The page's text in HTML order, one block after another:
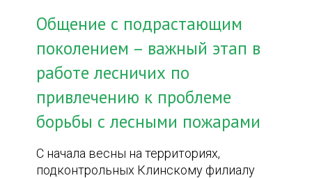
Общение с подрастающим
поколением – важный этап в
работе лесничих по
привлечению к проблеме
борьбы с лесными пожарами
С начала весны на территориях,
подконтрольных Клинскому филиалу